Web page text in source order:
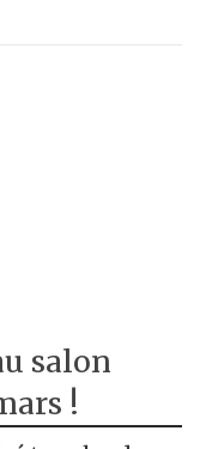
salon
!